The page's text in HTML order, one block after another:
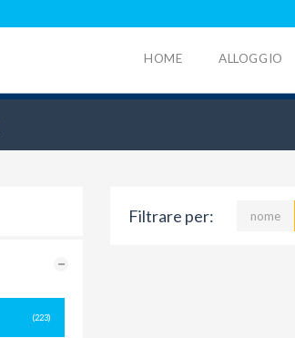
HOME ALLOGGIO
(223)
Filtrare per: nome